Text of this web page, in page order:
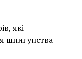
які
шпигунства